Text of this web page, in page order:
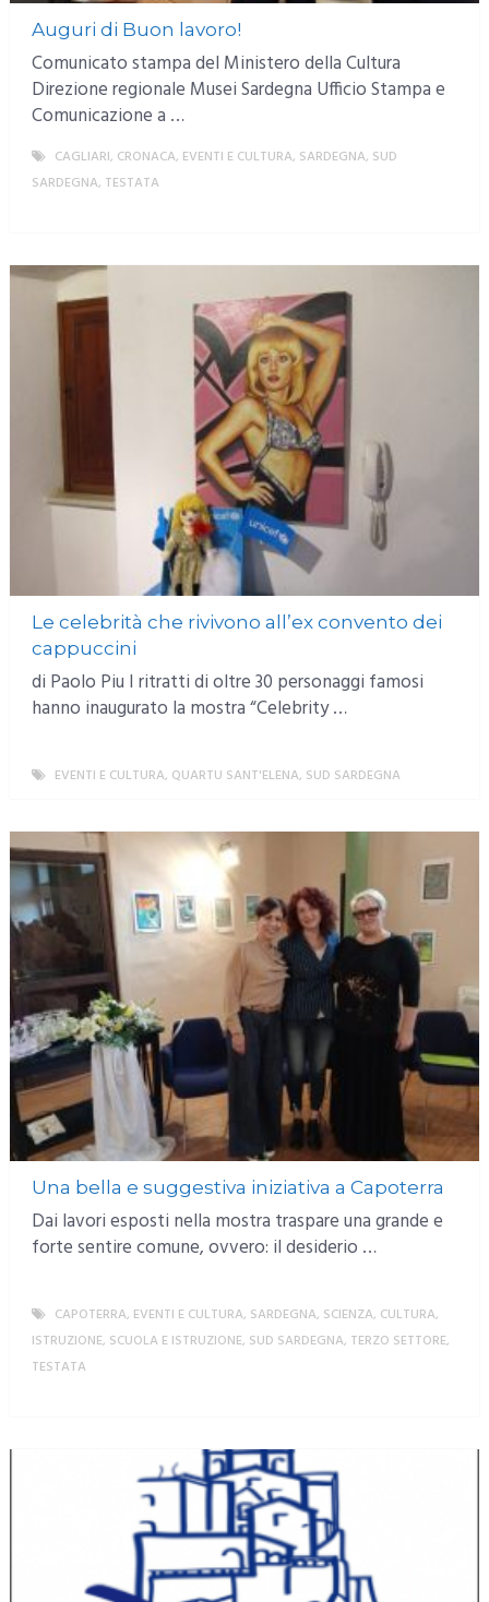
Auguri di Buon lavoro!
Comunicato stampa del Ministero della Cultura
Direzione regionale Musei Sardegna Ufficio Stampa e
Comunicazione a …
CAGLIARI, CRONACA, EVENTI E CULTURA, SARDEGNA, SUD
SARDEGNA, TESTATA
Le celebrità che rivivono all’ex convento dei
cappuccini
di Paolo Piu I ritratti di oltre 30 personaggi famosi
hanno inaugurato la mostra “Celebrity …
EVENTI E CULTURA, QUARTU SANT'ELENA, SUD SARDEGNA
Una bella e suggestiva iniziativa a Capoterra
Dai lavori esposti nella mostra traspare una grande e
forte sentire comune, ovvero: il desiderio …
CAPOTERRA, EVENTI E CULTURA, SARDEGNA, SCIENZA, CULTURA,
ISTRUZIONE, SCUOLA E ISTRUZIONE, SUD SARDEGNA, TERZO SETTORE,
TESTATA